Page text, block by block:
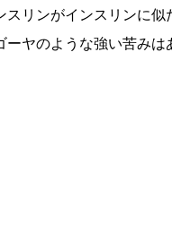
リンがインスリンに
ヤのような強い苦みは